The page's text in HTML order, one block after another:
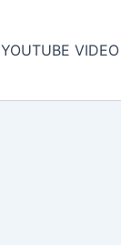
YOUTUBE